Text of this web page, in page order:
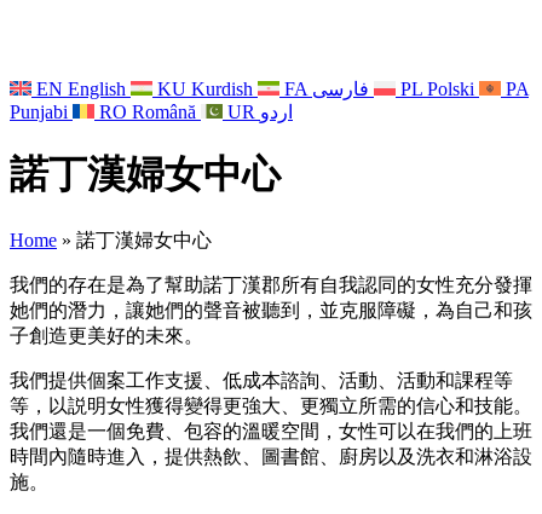
EN English KU Kurdish FA فارسی PL Polski
PA
Punjabi
RO Română UR اردو
諾丁漢婦女中心
Home » 諾丁漢婦女中心
我們的存在是為了幫助諾丁漢郡所有自我認同的女性充分發揮
她們的潛力，讓她們的聲音被聽到，並克服障礙，為自己和孩
子創造更美好的未來。
我們提供個案工作支援、低成本諮詢、活動、活動和課程等
等，以説明女性獲得變得更強大、更獨立所需的信心和技能。
我們還是一個免費、包容的溫暖空間，女性可以在我們的上班
時間內隨時進入，提供熱飲、圖書館、廚房以及洗衣和淋浴設
施。